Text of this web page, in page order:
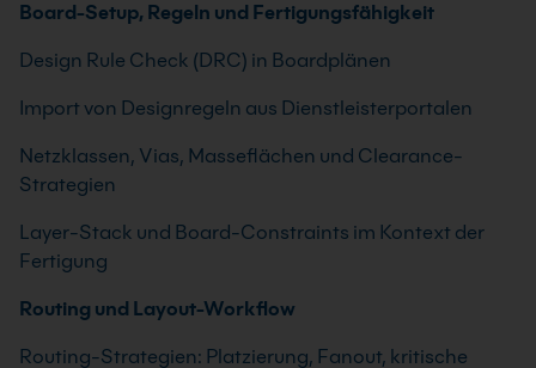
Board-Setup, Regeln und Fertigungsfähigkeit
Design Rule Check (DRC) in Boardplänen
Import von Designregeln aus Dienstleisterportalen
Netzklassen, Vias, Masseflächen und Clearance-
Strategien
Layer-Stack und Board-Constraints im Kontext der
Fertigung
Routing und Layout-Workflow
Routing-Strategien: Platzierung, Fanout, kritische